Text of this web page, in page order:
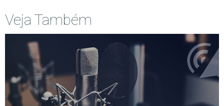
Veja Também